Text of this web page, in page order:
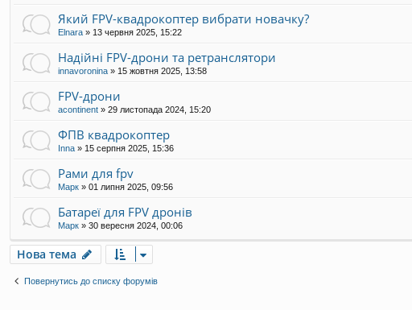
Який FPV-квадрокоптер вибрати новачку?
Elnara » 13 червня 2025, 15:22
Надійні FPV-дрони та ретранслятори
innavoronina » 15 жовтня 2025, 13:58
FPV-дрони
acontinent » 29 листопада 2024, 15:20
ФПВ квадрокоптер
Inna » 15 серпня 2025, 15:36
Рами для fpv
Марк » 01 липня 2025, 09:56
Батареї для FPV дронів
Марк » 30 вересня 2024, 00:06
Нова тема
Повернутись до списку форумів